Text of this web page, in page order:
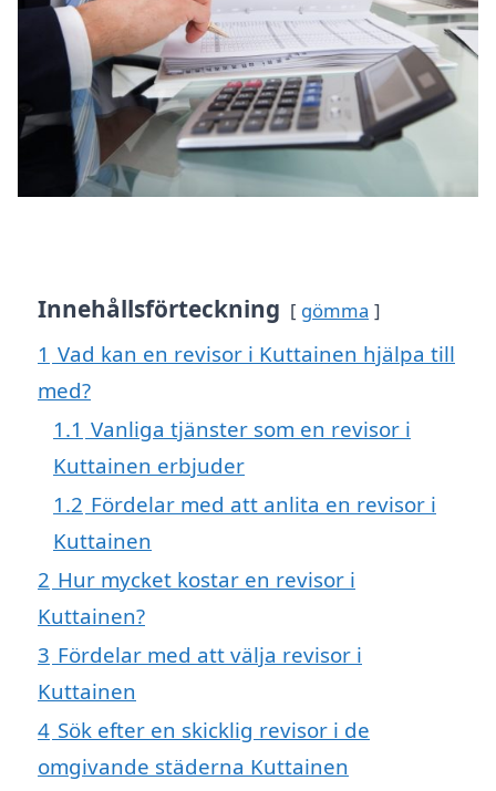
Innehållsförteckning gömma
1 Vad kan en revisor i Kuttainen hjälpa till
med?
1.1 Vanliga tjänster som en revisor i
Kuttainen erbjuder
1.2 Fördelar med att anlita en revisor i
Kuttainen
2 Hur mycket kostar en revisor i
Kuttainen?
3 Fördelar med att välja revisor i
Kuttainen
4 Sök efter en skicklig revisor i de
omgivande städerna Kuttainen